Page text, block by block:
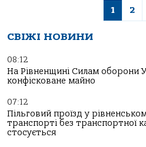
1 2
СВІЖІ НОВИНИ
08:12
На Рівненщині Силам оборони
конфісковане майно
07:12
Пільговий проїзд у
транспорті без транспортної
стосується